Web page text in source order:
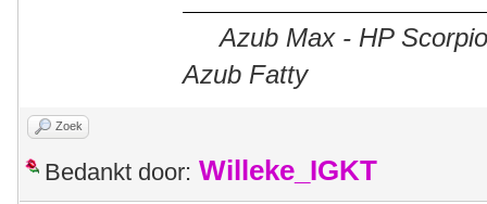
Azub Max - HP
Azub Fatty
Zoek
Bedankt door: Willeke_IGKT